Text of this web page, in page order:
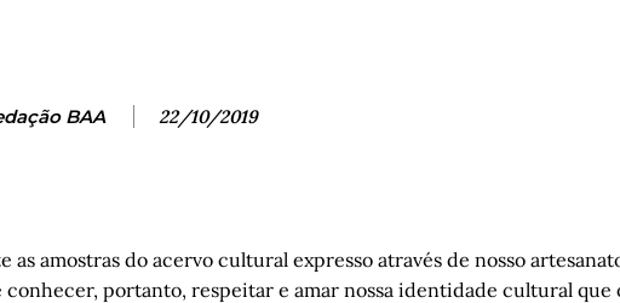
BAA 22/10/2019
amostras do acervo cultural expresso através de nosso
portanto, respeitar e amar nossa identidade cultural que